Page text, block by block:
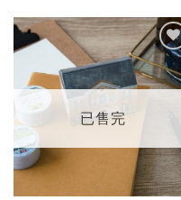
加
「
望
已售完